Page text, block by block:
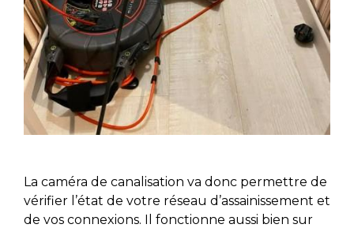
La caméra de canalisation va donc permettre de
vérifier l’état de votre réseau d’assainissement et
de vos connexions. Il fonctionne aussi bien sur